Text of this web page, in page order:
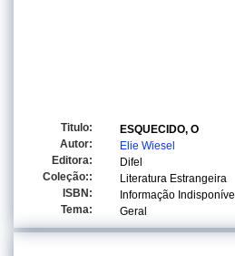
Titulo:
ESQUECIDO, O
Autor:
Elie Wiesel
Editora:
Difel
Coleção::
Literatura Estrangeira
ISBN:
Informação Indisponível
Tema:
Geral